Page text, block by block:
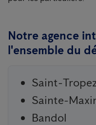
Notre agence
l'ensemble du
Saint-
Sainte-
Bandol